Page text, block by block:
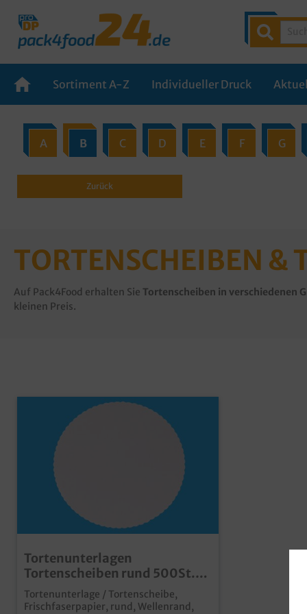
Sortiment A-Z Individueller Druck
A B C D E F G
Zurück
TORTENSCHEIBEN &
Auf Pack4Food erhalten Sie Tortenscheiben in verschiedenen
kleinen Preis.
Tortenunterlagen
Tortenscheiben rund 500St.
versch. Größen ab
Tortenunterlage / Tortenscheibe,
Frischfaserpapier, rund, Wellenrand,